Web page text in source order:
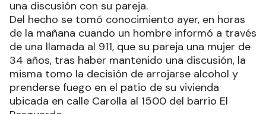
una discusión con su pareja.
Del hecho se tomó conocimiento ayer, en horas
de la mañana cuando un hombre informó a través
de una llamada al 911, que su pareja una mujer de
34 años, tras haber mantenido una discusión, la
misma tomo la decisión de arrojarse alcohol y
prenderse fuego en el patio de su vivienda
ubicada en calle Carolla al 1500 del barrio El